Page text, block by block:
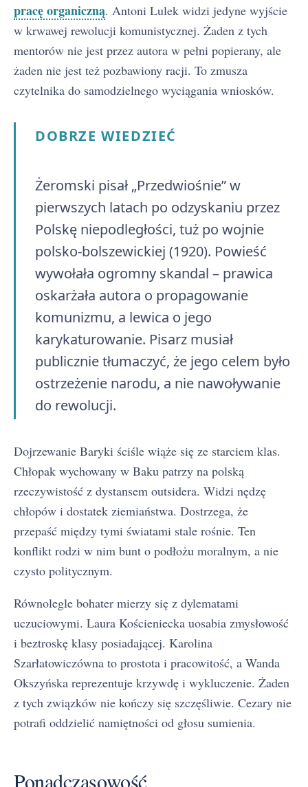
pracę organiczną. Antoni Lulek widzi jedyne wyjście
w krwawej rewolucji komunistycznej. Żaden z tych
mentorów nie jest przez autora w pełni popierany, ale
żaden nie jest też pozbawiony racji. To zmusza
czytelnika do samodzielnego wyciągania wniosków.
DOBRZE WIEDZIEĆ
Żeromski pisał „Przedwiośnie” w
pierwszych latach po odzyskaniu przez
Polskę niepodległości, tuż po wojnie
polsko-bolszewickiej (1920). Powieść
wywołała ogromny skandal – prawica
oskarżała autora o propagowanie
komunizmu, a lewica o jego
karykaturowanie. Pisarz musiał
publicznie tłumaczyć, że jego celem było
ostrzeżenie narodu, a nie nawoływanie
do rewolucji.
Dojrzewanie Baryki ściśle wiąże się ze starciem klas.
Chłopak wychowany w Baku patrzy na polską
rzeczywistość z dystansem outsidera. Widzi nędzę
chłopów i dostatek ziemiaństwa. Dostrzega, że
przepaść między tymi światami stale rośnie. Ten
konflikt rodzi w nim bunt o podłożu moralnym, a nie
czysto politycznym.
Równolegle bohater mierzy się z dylematami
uczuciowymi. Laura Kościeniecka uosabia zmysłowość
i beztroskę klasy posiadającej. Karolina
Szarłatowiczówna to prostota i pracowitość, a Wanda
Okszyńska reprezentuje krzywdę i wykluczenie. Żaden
z tych związków nie kończy się szczęśliwie. Cezary nie
potrafi oddzielić namiętności od głosu sumienia.
Ponadczasowość